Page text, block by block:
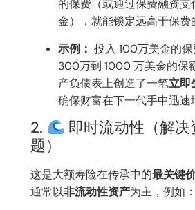
的保费（或通过保费融资支
金），就能锁定远高于保费
示例： 投入 100万美金的
300万到 1000 万美金的保
产负债表上创造了一笔立即
确保财富在下一代手中迅速
2.
即时流动性（解
题）
这是大额寿险在传承中的最关键
通常以非流动性资产为主，例如：